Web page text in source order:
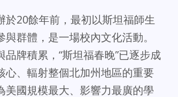
於20餘年前，最初以斯坦福師生
群體，是一場校內文化活動。
品牌積累，“斯坦福春晚”已逐步成
心、輻射整個北加州地區的重要
美國規模最大、影響力最廣的學